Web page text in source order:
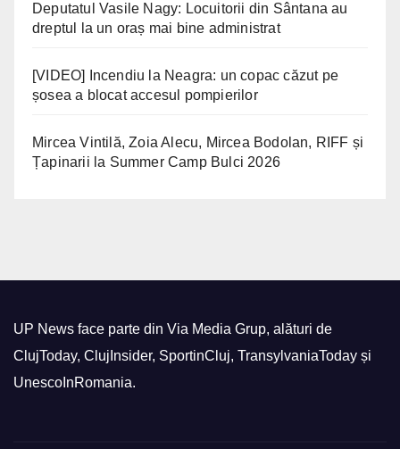
Deputatul Vasile Nagy: Locuitorii din Sântana au
dreptul la un oraș mai bine administrat
[VIDEO] Incendiu la Neagra: un copac căzut pe
șosea a blocat accesul pompierilor
Mircea Vintilă, Zoia Alecu, Mircea Bodolan, RIFF și
Țapinarii la Summer Camp Bulci 2026
UP News face parte din Via Media Grup, alături de
ClujToday, ClujInsider, SportinCluj, TransylvaniaToday și
UnescoInRomania.